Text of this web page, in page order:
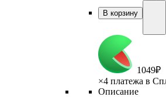
В корзину
1049₽
×4 платежа в
Описание